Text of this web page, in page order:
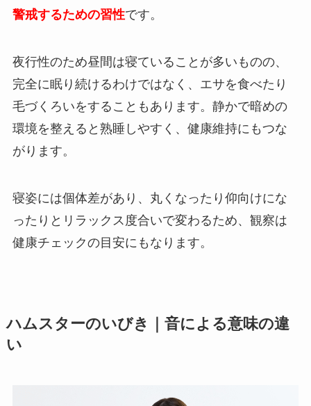
警戒するための習性です。
夜行性のため昼間は寝ていることが多いものの、
完全に眠り続けるわけではなく、エサを食べたり
毛づくろいをすることもあります。静かで暗めの
環境を整えると熟睡しやすく、健康維持にもつな
がります。
寝姿には個体差があり、丸くなったり仰向けにな
ったりとリラックス度合いで変わるため、観察は
健康チェックの目安にもなります。
ハムスターのいびき｜音による意味の違
い